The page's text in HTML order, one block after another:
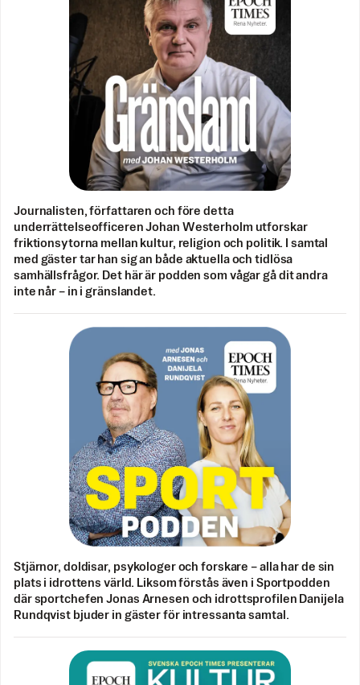
Journalisten, författaren och före detta
underrättelseofficeren Johan Westerholm utforskar
friktionsytorna mellan kultur, religion och politik. I samtal
med gäster tar han sig an både aktuella och tidlösa
samhällsfrågor. Det här är podden som vågar gå dit andra
inte når – in i gränslandet.
Stjärnor, doldisar, psykologer och forskare – alla har de sin
plats i idrottens värld. Liksom förstås även i Sportpodden
där sportchefen Jonas Arnesen och idrottsprofilen Danijela
Rundqvist bjuder in gäster för intressanta samtal.